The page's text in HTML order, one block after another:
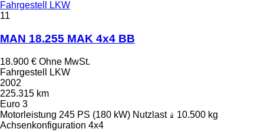
Fahrgestell LKW
11
MAN 18.255 MAK 4x4 BB
18.900 € Ohne MwSt.
Fahrgestell LKW
2002
225.315 km
Euro 3
Motorleistung 245 PS (180 kW) Nutzlast
10.500 kg
Achsenkonfiguration 4x4